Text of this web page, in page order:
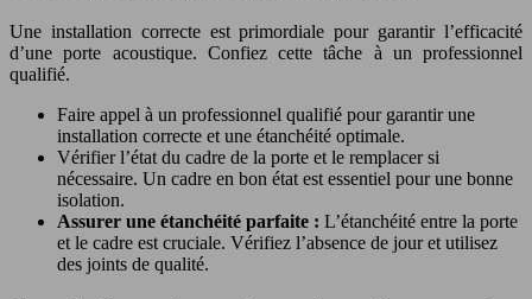
Une installation correcte est primordiale pour garantir l’efficacité
d’une porte acoustique. Confiez cette tâche à un professionnel
qualifié.
Faire appel à un professionnel qualifié pour garantir une
installation correcte et une étanchéité optimale.
Vérifier l’état du cadre de la porte et le remplacer si
nécessaire. Un cadre en bon état est essentiel pour une bonne
isolation.
Assurer une étanchéité parfaite : L’étanchéité entre la porte
et le cadre est cruciale. Vérifiez l’absence de jour et utilisez
des joints de qualité.